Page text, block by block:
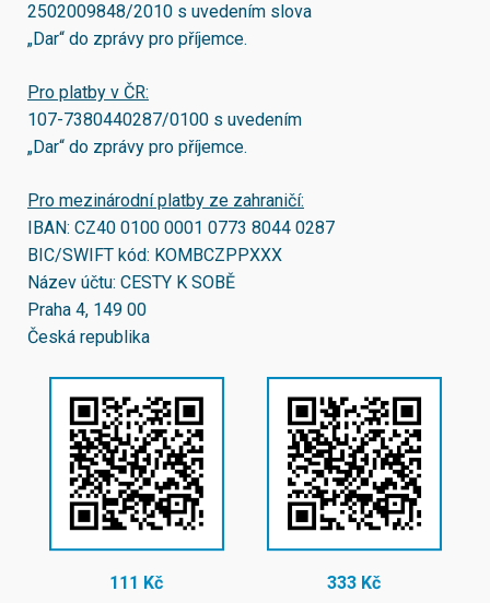
2502009848/2010 s uvedením slova
„Dar“ do zprávy pro příjemce.
Pro platby v ČR:
107-7380440287/0100 s uvedením
„Dar“ do zprávy pro příjemce.
Pro mezinárodní platby ze zahraničí:
IBAN: CZ40 0100 0001 0773 8044 0287
BIC/SWIFT kód: KOMBCZPPXXX
Název účtu: CESTY K SOBĚ
Praha 4, 149 00
Česká republika
111 Kč 333 Kč